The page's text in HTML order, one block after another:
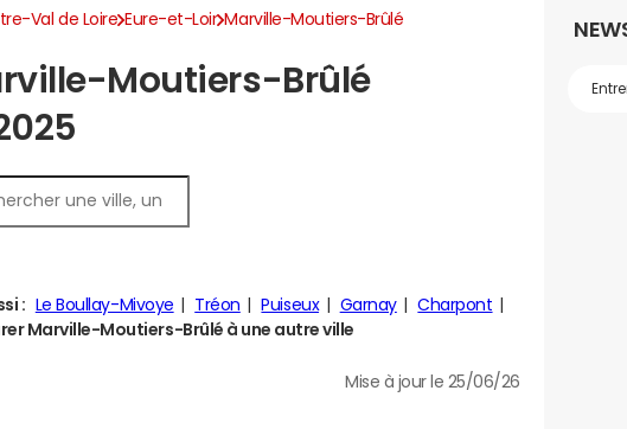
Val de Loire Eure-et-Loir Marville-Moutiers-Brûlé
Moutiers-Brûlé
: Le Boullay-Mivoye Tréon Puiseux Garnay
Charpont
Marville-Moutiers-Brûlé à une autre ville
Mise à jour le 25/06/26